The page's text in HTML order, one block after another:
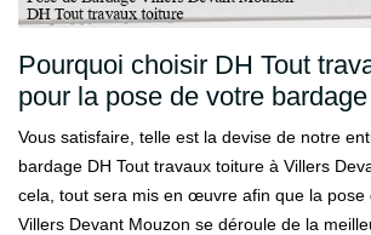
Pourquoi choisir DH Tout
pour la pose de votre
Vous satisfaire, telle est la devise de notre
bardage DH Tout travaux toiture à Villers
cela, tout sera mis en œuvre afin que la pose
Villers Devant Mouzon se déroule de la